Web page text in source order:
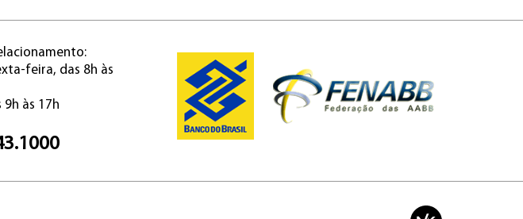
feira, das 8h às
9h às 17h